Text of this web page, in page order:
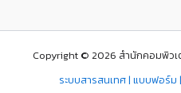
Copyright © 2026 สำนักคอมพิวเ
ระบบสารสนเทศ | แบบฟอร์ม